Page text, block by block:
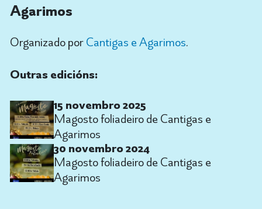
Agarimos
Organizado porCantigas e Agarimos.
Outras edicións:
15 novembro 2025
Magosto foliadeiro de Cantigas e
Agarimos
30 novembro 2024
Magosto foliadeiro de Cantigas e
Agarimos